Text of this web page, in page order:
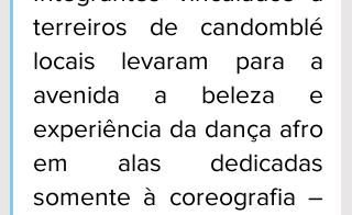
terreiros de candomblé
locais levaram para a
avenida a beleza e
experiência da dança afro
em alas dedicadas
somente à coreografia –